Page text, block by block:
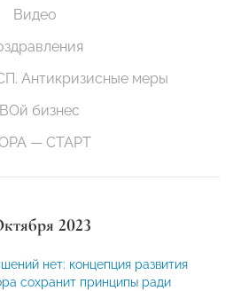
Видео
Антикризисные меры
бизнес
— СТАРТ
2023
нет: концепция развития
сохранит принципы ради